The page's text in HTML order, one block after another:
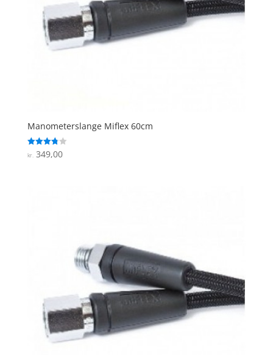
Manometerslange Miflex 60cm
Vurderet
3.8
kr.349,00